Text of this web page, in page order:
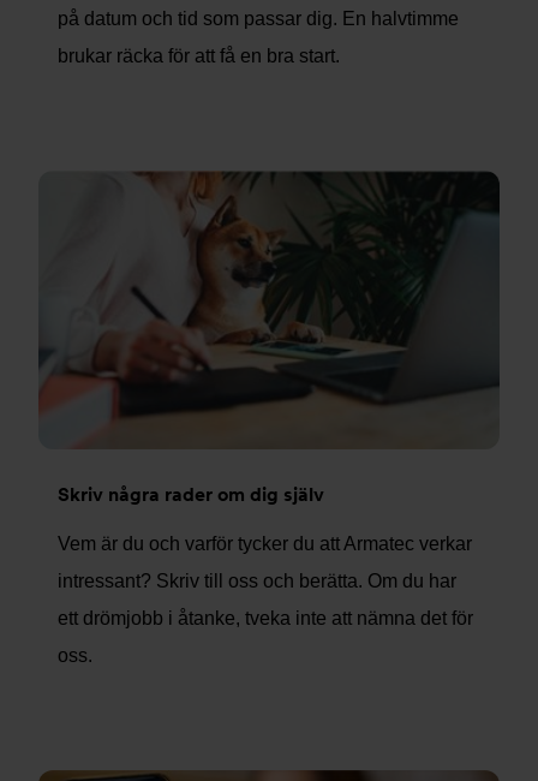
på datum och tid som passar dig. En halvtimme
brukar räcka för att få en bra start.
Skriv några rader om dig själv
Vem är du och varför tycker du att Armatec verkar
intressant? Skriv till oss och berätta. Om du har
ett drömjobb i åtanke, tveka inte att nämna det för
oss.